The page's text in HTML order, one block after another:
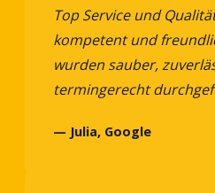
Top Service und
kompetent und
wurden sauber,
termingerecht
— Julia, Google